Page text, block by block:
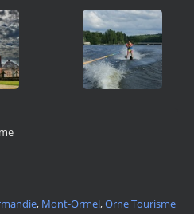
, Mont-Ormel,Orne Tourisme